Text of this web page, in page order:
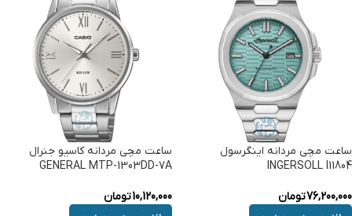
ساعت مچی مردانه اینگرسول
INGERSOLL I11804
76,200,000تومان
ساعت مچی مردانه کاسیو جنرال
GENERAL MTP-1303DD-7A
10,120,000تومان